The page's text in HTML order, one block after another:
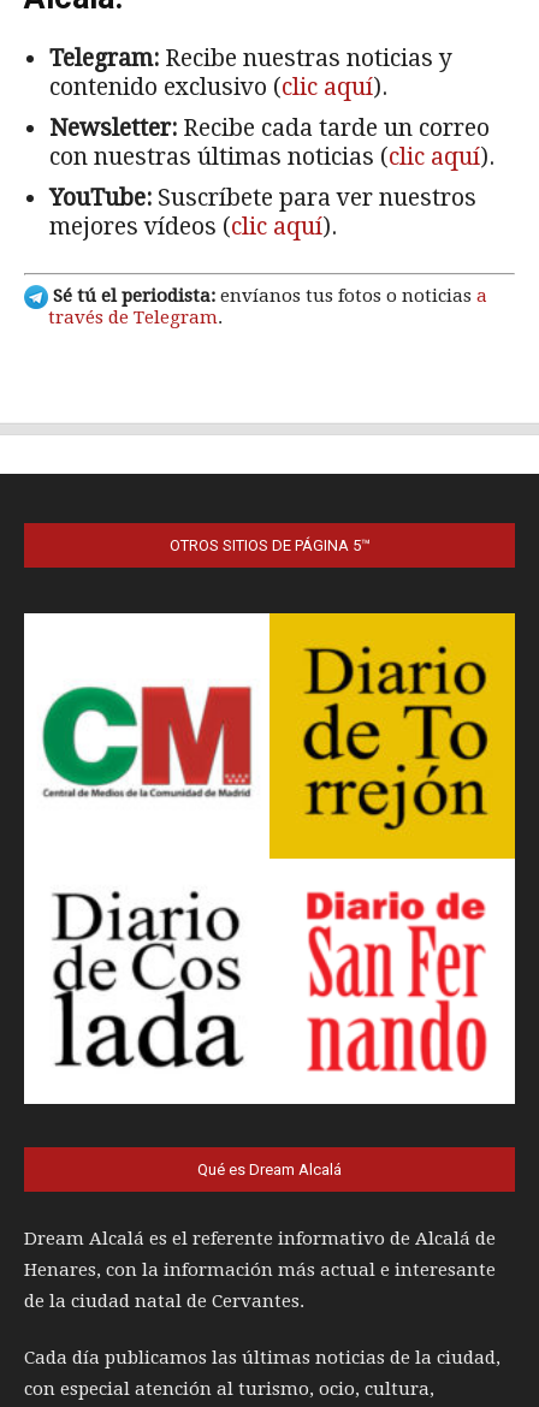
OTROS SITIOS DE PÁGINA 5™
Qué es Dream Alcalá
Dream Alcalá es el referente informativo de Alcalá de
Henares, con la información más actual e interesante
de la ciudad natal de Cervantes.
Cada día publicamos las últimas noticias de la ciudad,
con especial atención al turismo, ocio, cultura,